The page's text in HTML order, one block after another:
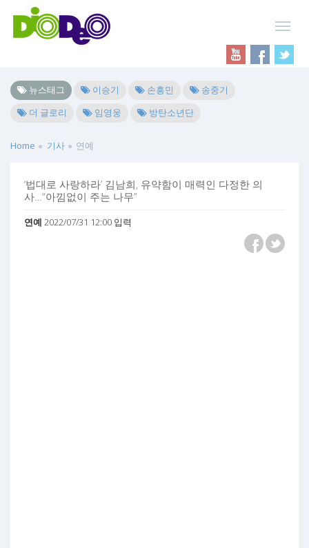
뉴스태그 이승기 손흥민
송중기
더 글로리
임영웅 방탄소년단
Home 기사 연예
‘법대로 사랑하라’ 김남희, 유약함이 매력인 다정한 의
사…“아낌없이 주는 나무”
연예 2022/07/31 12:00 입력